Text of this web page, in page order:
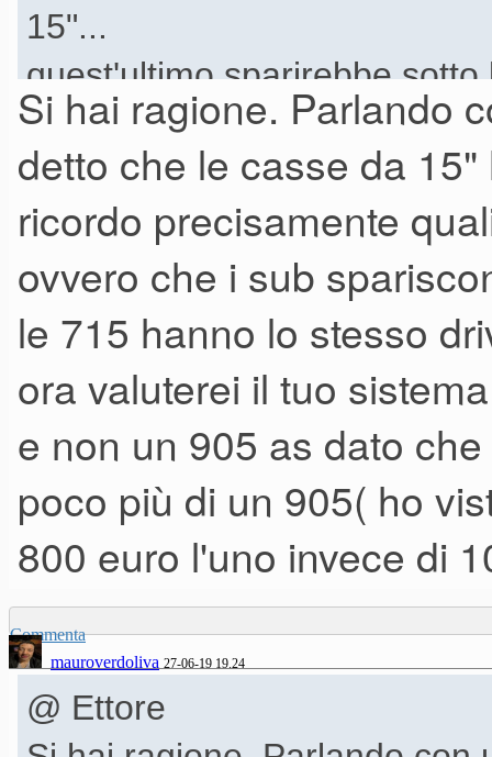
15"...
quest'ultimo sparirebbe sotto
il mio 905 as 2 con le due
poi fai tu...
ci sono delle regole
combinare teste e sub,tra
questo sito...
Si hai ragione. Parlando
detto che le casse da
ricordo precisamente
ovvero che i sub
le 715 hanno lo stesso
ora valuterei il tuo
e non un 905 as dato
poco più di un 905( ho
800 euro l'uno invece di
Commenta
mauroverdoliva 27-06-19 19.24
@ Ettore